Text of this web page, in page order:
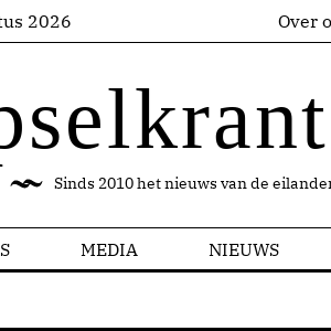
2026 Over
Sinds 2010 het nieuws van de
MEDIA NIEUWS